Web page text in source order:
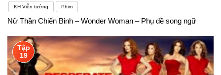
KH Viễn tưởng Phim
Nữ Thần Chiến Binh – Wonder Woman – Phụ đề song ngữ
Tập
19